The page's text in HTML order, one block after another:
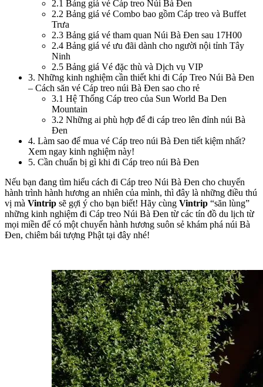
2.1 Bảng giá vé Cáp treo Núi Bà Đen
2.2 Bảng giá vé Combo bao gồm Cáp treo và Buffet
Trưa
2.3 Bảng giá vé tham quan Núi Bà Đen sau 17H00
2.4 Bảng giá vé ưu đãi dành cho người nội tỉnh Tây
Ninh
2.5 Bảng giá Vé đặc thù và Dịch vụ VIP
3. Những kinh nghiệm cần thiết khi đi Cáp Treo Núi Bà Đen
– Cách săn vé Cáp treo núi Bà Đen sao cho rẻ
3.1 Hệ Thống Cáp treo của Sun World Ba Den
Mountain
3.2 Những ai phù hợp để đi cáp treo lên đỉnh núi Bà
Đen
4. Làm sao để mua vé Cáp treo núi Bà Đen tiết kiệm nhất?
Xem ngay kinh nghiệm này!
5. Cần chuẩn bị gì khi đi Cáp treo núi Bà Đen
Nếu bạn đang tìm hiểu cách đi Cáp treo Núi Bà Đen cho chuyến
hành trình hành hương an nhiên của mình, thì đây là những điều thú
vị mà Vintrip sẽ gợi ý cho bạn biết! Hãy cùng Vintrip “săn lùng”
những kinh nghiệm đi Cáp treo Núi Bà Đen từ các tín đồ du lịch từ
mọi miền để có một chuyến hành hương suôn sẻ khám phá núi Bà
Đen, chiêm bái tượng Phật tại đây nhé!